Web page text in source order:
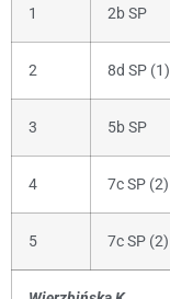
1 2b SP
2 8d SP (1)
3 5b SP
4 7c SP (2)
5 7c SP (2)